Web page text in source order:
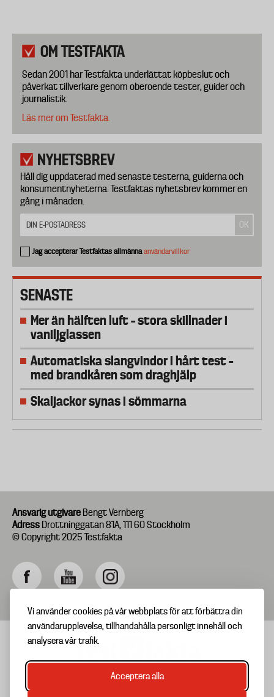
Vi använder cookies på vår webbplats för att förbättra din
användarupplevelse, tillhandahålla personligt innehåll och
analysera vår trafik.
Acceptera alla
OM TESTFAKTA
Sedan 2001 har Testfakta underlättat köpbeslut och
påverkat tillverkare genom oberoende tester, guider och
journalistik.
Läs mer om Testfakta.
NYHETSBREV
Håll dig uppdaterad med senaste testerna, guiderna och
konsumentnyheterna. Testfaktas nyhetsbrev kommer en
gång i månaden.
Jag accepterar Testfaktas allmännaanvändarvillkor
SENASTE
Mer än hälften luft – stora skillnader i
vaniljglassen
Automatiska slangvindor i hårt test –
med brandkåren som draghjälp
Skaljackor synas i sömmarna
Ansvarig utgivare Bengt Vernberg
Adress Drottninggatan 81A, 111 60 Stockholm
© Copyright 2025 Testfakta
TIPSA OSS